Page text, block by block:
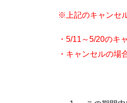
※上記のキャンセ
・5/11～5/20のキ
・キャンセルの